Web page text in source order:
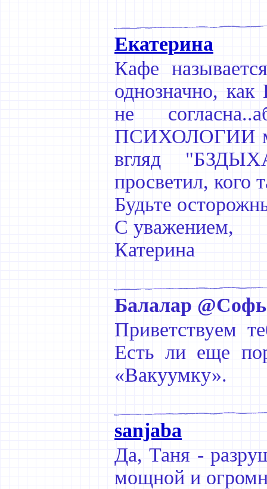
Екатерина
Кафе
однозначно,
не
ПСИХОЛОГИИ
вгляд
просветил, кого
Будьте
С уважением,
Катерина
Балалар
Приветствуем
Есть ли еще
«Вакуумку».
sanjaba
Да, Таня -
мощной и